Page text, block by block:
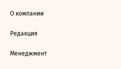
О компании
Редакция
Менеджмент